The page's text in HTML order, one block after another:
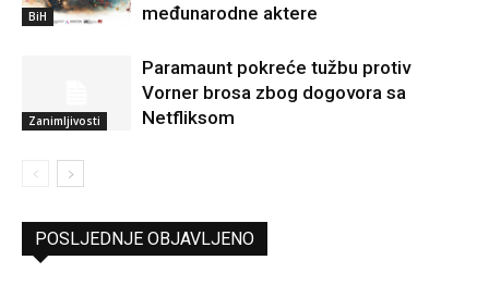
BiH
međunarodne aktere
Zanimljivosti
Paramaunt pokreće tužbu protiv
Vorner brosa zbog dogovora sa
Netfliksom
POSLJEDNJE OBJAVLJENO